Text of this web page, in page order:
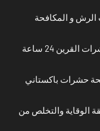
و المكافحة
24 ساعة
حشرات باكستاني
الوقاية والتخلص من